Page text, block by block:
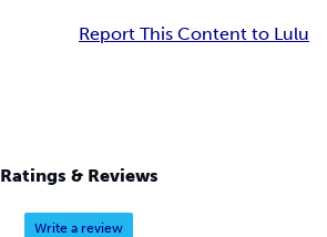
Report This Content to Lulu
Ratings & Reviews
Write a review